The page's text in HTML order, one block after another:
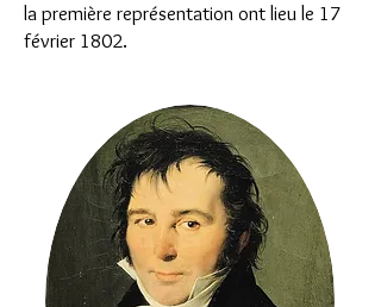
la première représentation ont lieu le 17
février 1802.